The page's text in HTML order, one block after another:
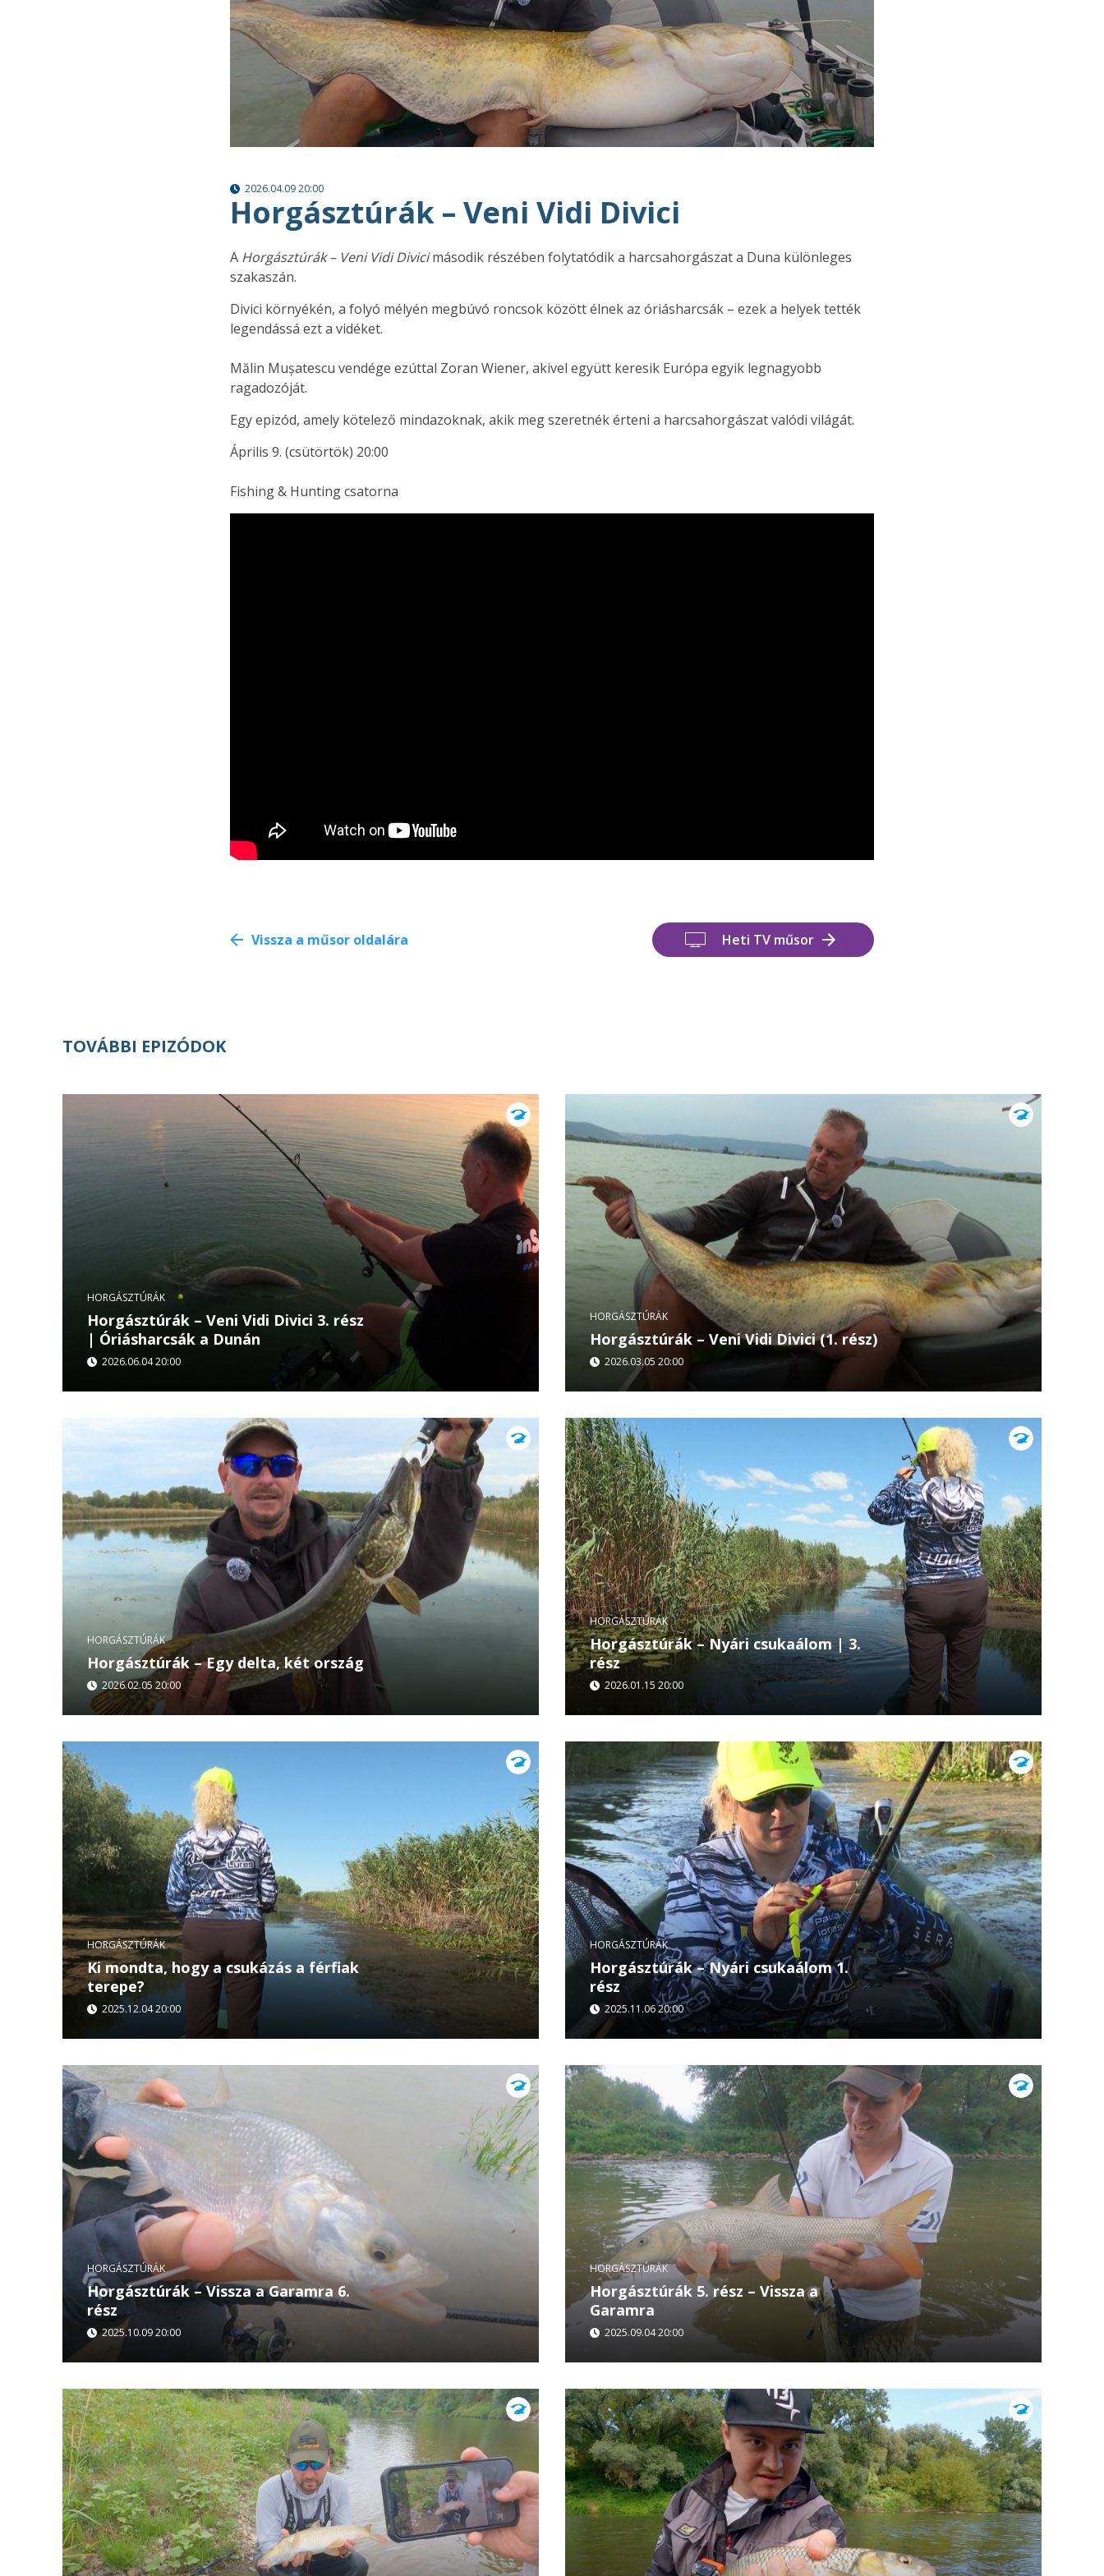
2026.04.09 20:00
Horgásztúrák – Veni Vidi Divici
A Horgásztúrák – Veni Vidi Divicimásodik részében folytatódik a harcsahorgászat a Duna különleges
szakaszán.
Divici környékén, a folyó mélyén megbúvó roncsok között élnek az óriásharcsák – ezek a helyek tették
legendássá ezt a vidéket.
Mălin Mușatescu vendége ezúttal Zoran Wiener, akivel együtt keresik Európa egyik legnagyobb
ragadozóját.
Egy epizód, amely kötelező mindazoknak, akik meg szeretnék érteni a harcsahorgászat valódi világát.
Április 9. (csütörtök) 20:00
Fishing & Hunting csatorna
Vissza a műsor oldalára Heti TV műsor
TOVÁBBI EPIZÓDOK
HORGÁSZTÚRÁK
Horgásztúrák – Veni Vidi Divici 3. rész
| Óriásharcsák a Dunán
2026.06.04 20:00
Divici környékén a Duna harcsaállománya minden különleges trófeára
vágyó horgász figyelmét felkeltheti. A Horgásztúrák – Veni Vidi Divici
HORGÁSZTÚRÁK
Horgásztúrák – Veni Vidi Divici (1. rész)
2026.03.05 20:00
Ebben az epizódban a Duna alsó szakaszára utazunk, ahol a mélyben
elsüllyedt roncsok között hatalmas harcsák élnek. A romániai Divici
HORGÁSZTÚRÁK
Horgásztúrák – Egy delta, két ország
2026.02.05 20:00
Február 5. | Csütörtök | 20.00 Egy folyó, két ország – és egy közös
szemlélet: a természet tisztelete. Ebben az epizódban Mălin Mușatescu
HORGÁSZTÚRÁK
Horgásztúrák – Nyári csukaálom | 3.
rész
2026.01.15 20:00
A sorozat harmadik epizódja a nyári csukahorgászat egyik legnehezebb
arcát mutatja meg. Hőség, sűrű növényzettel borított, sekély vizek és
HORGÁSZTÚRÁK
Ki mondta, hogy a csukázás a férfiak
terepe?
2025.12.04 20:00
Ez a horgászhölgy olyan eleganciával fogja a ragadozókat, hogy öröm
nézni! A Horgásztúrák: Nyári csukaálom része ismét bizonyítja: tudásban
HORGÁSZTÚRÁK
Horgásztúrák – Nyári csukaálom 1.
rész
2025.11.06 20:00
A Duna-delta vad vizei, a forró nyár és a kihívás, amit csak a legkitartóbb
horgászok vállalnak! Malin Musatescu és Paula Ionescu ezúttal egy
HORGÁSZTÚRÁK
Horgásztúrák – Vissza a Garamra 6.
rész
2025.10.09 20:00
Horgásztúrák – Vissza a Garamra (6. rész) Elérkezett a nagy finálé! A
Garam folyón forgatott sorozatunk utolsó epizódjában Malin Musatescu
HORGÁSZTÚRÁK
Horgásztúrák 5. rész – Vissza a
Garamra
2025.09.04 20:00